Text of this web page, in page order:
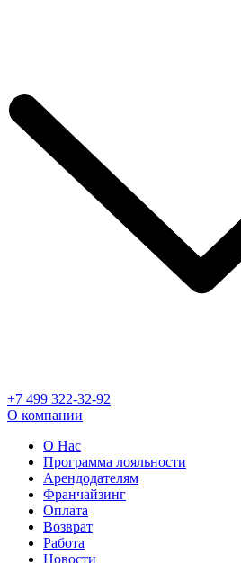
+7 499 322-32-92
О компании
О Нас
Программа лояльности
Арендодателям
Франчайзинг
Оплата
Возврат
Работа
Новости